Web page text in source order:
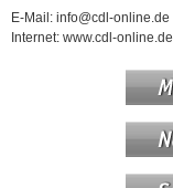
E-Mail: info@cdl-online.de
Internet: www.cdl-online.de